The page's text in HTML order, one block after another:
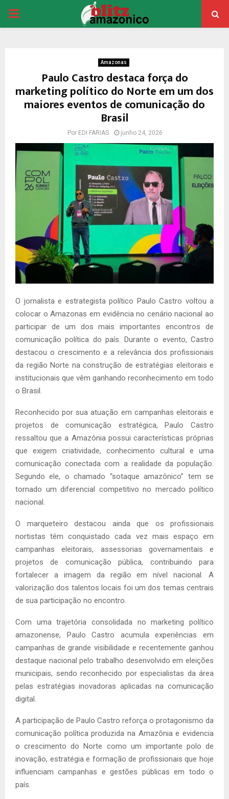
PRIMARY
Amazonas
Paulo Castro destaca força do
marketing político do Norte em um dos
maiores eventos de comunicação do
Brasil
Por EDI FARIAS junho 24, 2026
O jornalista e estrategista político Paulo Castro voltou a
colocar o Amazonas em evidência no cenário nacional ao
participar de um dos mais importantes encontros de
comunicação política do país. Durante o evento, Castro
destacou o crescimento e a relevância dos profissionais
da região Norte na construção de estratégias eleitorais e
institucionais que vêm ganhando reconhecimento em todo
o Brasil.
Reconhecido por sua atuação em campanhas eleitorais e
projetos de comunicação estratégica, Paulo Castro
ressaltou que a Amazônia possui características próprias
que exigem criatividade, conhecimento cultural e uma
comunicação conectada com a realidade da população.
Segundo ele, o chamado “sotaque amazônico” tem se
tornado um diferencial competitivo no mercado político
nacional.
O marqueteiro destacou ainda que os profissionais
nortistas têm conquistado cada vez mais espaço em
campanhas eleitorais, assessorias governamentais e
projetos de comunicação pública, contribuindo para
fortalecer a imagem da região em nível nacional. A
valorização dos talentos locais foi um dos temas centrais
de sua participação no encontro.
Com uma trajetória consolidada no marketing político
amazonense, Paulo Castro acumula experiências em
campanhas de grande visibilidade e recentemente ganhou
destaque nacional pelo trabalho desenvolvido em eleições
municipais, sendo reconhecido por especialistas da área
pelas estratégias inovadoras aplicadas na comunicação
digital.
A participação de Paulo Castro reforça o protagonismo da
comunicação política produzida na Amazônia e evidencia
o crescimento do Norte como um importante polo de
inovação, estratégia e formação de profissionais que hoje
influenciam campanhas e gestões públicas em todo o
país.